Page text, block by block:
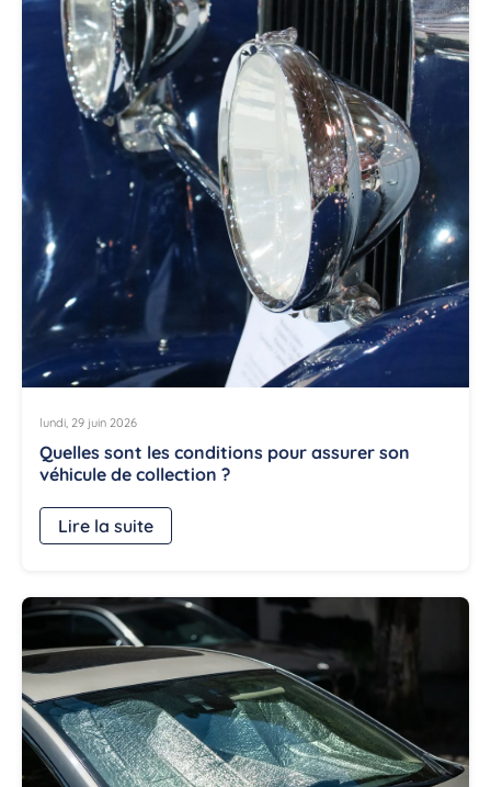
lundi, 29 juin 2026
Quelles sont les conditions pour assurer son
véhicule de collection ?
Lire la suite